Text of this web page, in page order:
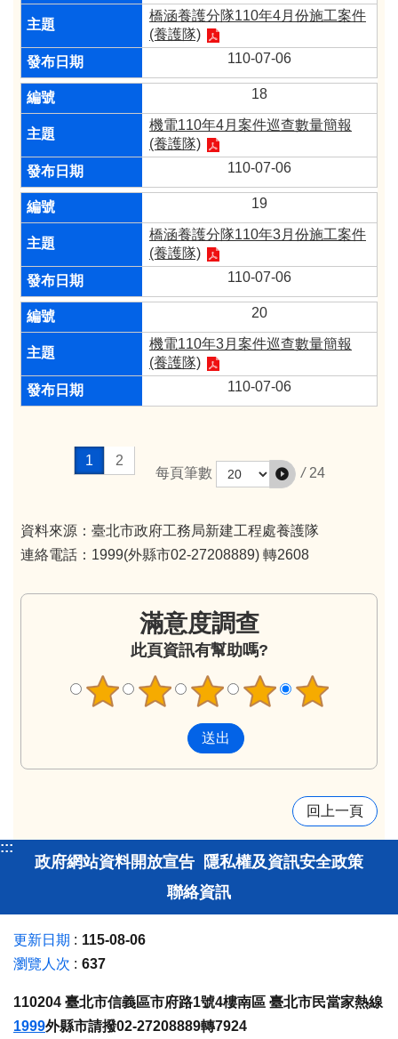
橋涵養護分隊110年4月份施工案件
(養護隊)​
110-07-06
18
機電110年4月案件巡查數量簡報
(養護隊)​
110-07-06
19
橋涵養護分隊110年3月份施工案件
(養護隊)​
110-07-06
20
機電110年3月案件巡查數量簡報
(養護隊)​
110-07-06
1
2
每頁筆數
/ 24
資料來源：臺北市政府工務局新建工程處養護隊
連絡電話：1999(外縣市02-27208889) 轉2608
滿意度調查
此頁資訊有幫助嗎?
回上一頁
:::
政府網站資料開放宣告 隱私權及資訊安全政策
聯絡資訊
更新日期
115-08-06
瀏覽人次
637
110204 臺北市信義區市府路1號4樓南區 臺北市民當家熱線
1999外縣市請撥02-27208889轉7924